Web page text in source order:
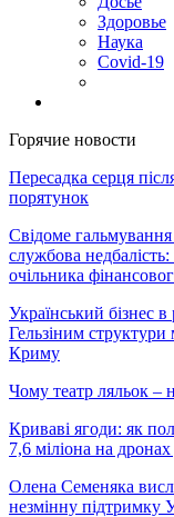
Здоровье
Наука
Covid-19
Горячие новости
Пересадка серця
порятунок
Свідоме
службова
очільника
Український бізнес
Гельзіним
Криму
Чому театр ляльок –
Криваві ягоди: як
7,6 міліона на
Олена Семеняка
незмінну підтримку